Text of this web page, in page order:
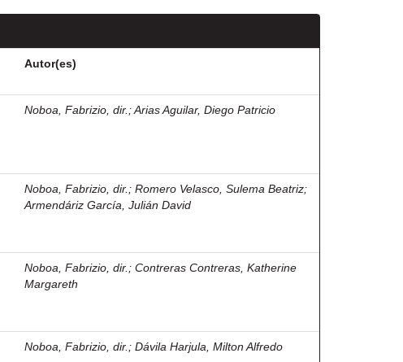
Autor(es)
Noboa, Fabrizio, dir. ;Arias Aguilar, Diego Patricio
Noboa, Fabrizio, dir. ; Romero Velasco, Sulema Beatriz;
Armendáriz García, Julián David
Noboa, Fabrizio, dir. ; Contreras Contreras, Katherine
Margareth
Noboa, Fabrizio, dir. ; Dávila Harjula, Milton Alfredo